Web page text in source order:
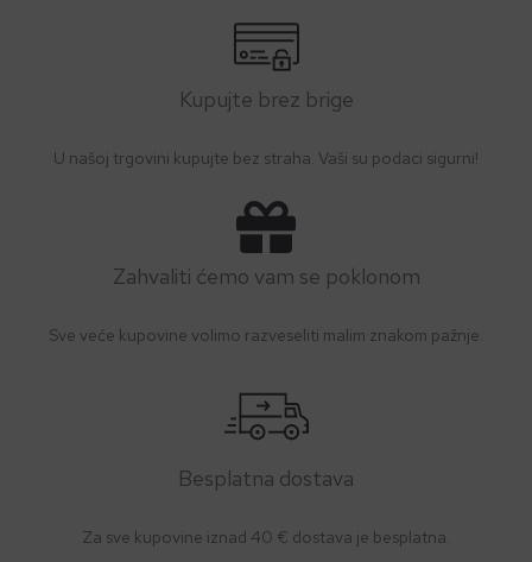
Kupujte brez brige
U našoj trgovini kupujte bez straha. Vaši su podaci sigurni!
Zahvaliti ćemo vam se poklonom
Sve veće kupovine volimo razveseliti malim znakom pažnje.
Besplatna dostava
Za sve kupovine iznad 40 € dostava je besplatna.